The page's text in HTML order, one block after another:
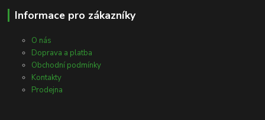
Informace pro zákazníky
O nás
Doprava a platba
Obchodní podmínky
Kontakty
Prodejna